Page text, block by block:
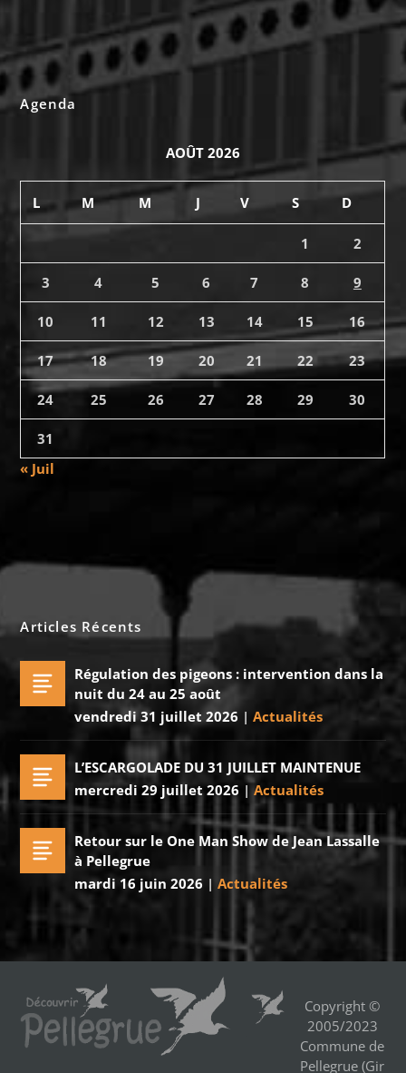
Agenda
AOÛT 2026
L M M J V S D
1 2
3 4 5 6 7 8 9
10 11 12 13 14 15 16
17 18 19 20 21 22 23
24 25 26 27 28 29 30
31
« Juil
Articles Récents
Régulation des pigeons : intervention dans la
nuit du 24 au 25 août
vendredi 31 juillet 2026 |Actualités
L’ESCARGOLADE DU 31 JUILLET MAINTENUE
mercredi 29 juillet 2026 |Actualités
Retour sur le One Man Show de Jean Lassalle
à Pellegrue
mardi 16 juin 2026 |Actualités
Copyright ©
2005/2023
Commune de
Pellegrue (Gir